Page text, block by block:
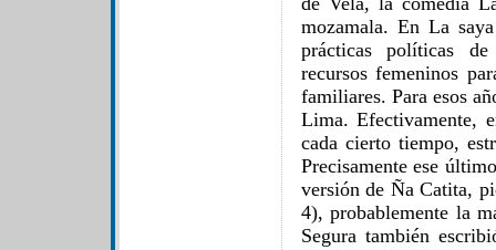
mozamala. En La
prácticas políticas
recursos femeninos
familiares. Para esos
Lima. Efectivamente,
cada cierto tiempo,
Precisamente ese
versión de Ña Catita,
4), probablemente la
Segura también